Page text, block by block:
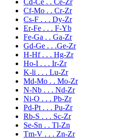
Cd-Ce . . Ce-Zr
Cf-Mo . . Cr-Zr
Cs-F . . . Dy-Zr
Er-Fe . . . F-Yb
Fe-Ga . . Ga-Zr
Gd-Ge . . .Ge-Zr
H-Hf . . . Hg-Zr
Ho-I . . . Ir-Zr
K-li . . . Lu-Zr
Md-Mo . . Mo-Zr
N-Nb . . . Nd-Zr
Ni-O . . . Pb-Zr
Pd-Pt . . . Pu-Zr
Rb-S . . . Sc-Zr
Se-Sn . . Tl-Zn
Tm-V . . . Zn-Zr